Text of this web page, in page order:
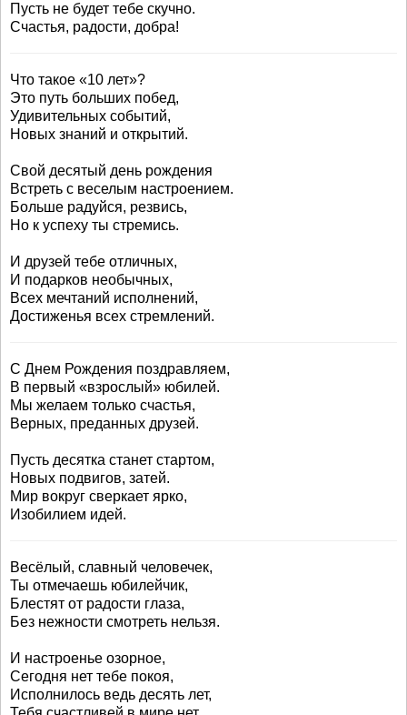
Пусть не будет тебе скучно.
Счастья, радости, добра!
Что такое «10 лет»?
Это путь больших побед,
Удивительных событий,
Новых знаний и открытий.
Свой десятый день рождения
Встреть с веселым настроением.
Больше радуйся, резвись,
Но к успеху ты стремись.
И друзей тебе отличных,
И подарков необычных,
Всех мечтаний исполнений,
Достиженья всех стремлений.
С Днем Рождения поздравляем,
В первый «взрослый» юбилей.
Мы желаем только счастья,
Верных, преданных друзей.
Пусть десятка станет стартом,
Новых подвигов, затей.
Мир вокруг сверкает ярко,
Изобилием идей.
Весёлый, славный человечек,
Ты отмечаешь юбилейчик,
Блестят от радости глаза,
Без нежности смотреть нельзя.
И настроенье озорное,
Сегодня нет тебе покоя,
Исполнилось ведь десять лет,